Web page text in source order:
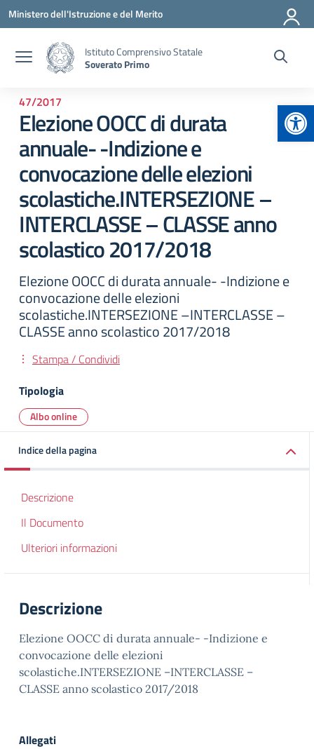
Vai ai contenuti
Vai al menu di navigazione
Vai al footer
Ministero dell'Istruzione e del Merito
Istituto Comprensivo Statale
Soverato Primo
47/2017
Elezione OOCC di durata
annuale- -Indizione e
convocazione delle elezioni
scolastiche.INTERSEZIONE –
INTERCLASSE – CLASSE anno
scolastico 2017/2018
Elezione OOCC di durata annuale- -Indizione e
convocazione delle elezioni
scolastiche.INTERSEZIONE –INTERCLASSE –
CLASSE anno scolastico 2017/2018
Stampa / Condividi
Tipologia
Albo online
Indice della pagina
Descrizione
Il Documento
Ulteriori informazioni
Descrizione
Elezione OOCC di durata annuale- -Indizione e
convocazione delle elezioni
scolastiche.INTERSEZIONE –INTERCLASSE –
CLASSE anno scolastico 2017/2018
Allegati